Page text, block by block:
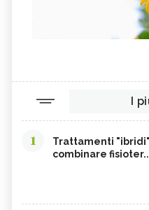
I
1
Trattamenti
combinare